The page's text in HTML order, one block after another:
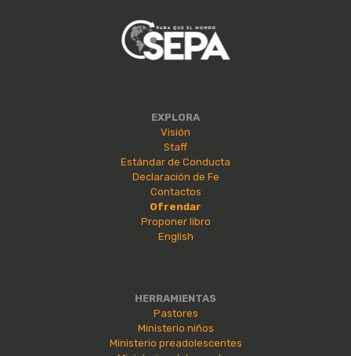
EXPLORA
Visión
Staff
Estándar de Conducta
Declaración de Fe
Contactos
Ofrendar
Proponer libro
English
HERRAMIENTAS
Pastores
Ministerio niños
Ministerio preadolescentes